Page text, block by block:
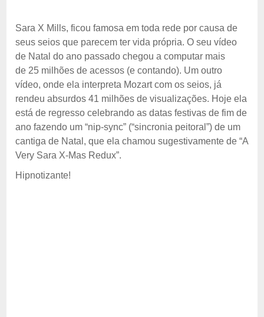
Sara X Mills, ficou famosa em toda rede por causa de
seus seios que parecem ter vida própria. O seu vídeo
de Natal do ano passado chegou a computar mais
de 25 milhões de acessos (e contando). Um outro
vídeo, onde ela interpreta Mozart com os seios, já
rendeu absurdos 41 milhões de visualizações. Hoje ela
está de regresso celebrando as datas festivas de fim de
ano fazendo um “nip-sync” (“sincronia peitoral”) de um
cantiga de Natal, que ela chamou sugestivamente de “A
Very Sara X-Mas Redux”.
Hipnotizante!